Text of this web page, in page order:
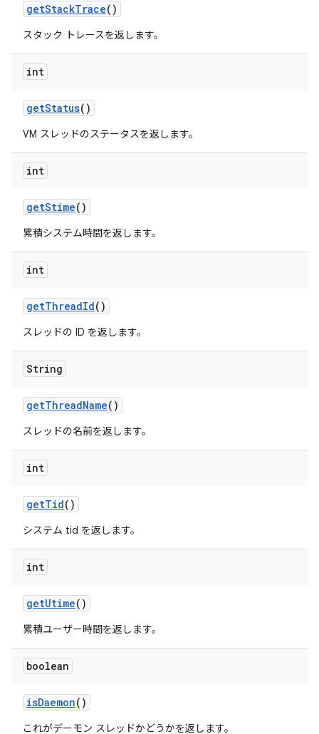
getStackTrace()
スタック トレースを返します。
int
getStatus()
VM スレッドのステータスを返します。
int
getStime()
累積システム時間を返します。
int
getThreadId()
スレッドの ID を返します。
String
getThreadName()
スレッドの名前を返します。
int
getTid()
システム tid を返します。
int
getUtime()
累積ユーザー時間を返します。
boolean
isDaemon()
これがデーモン スレッドかどうかを返します。